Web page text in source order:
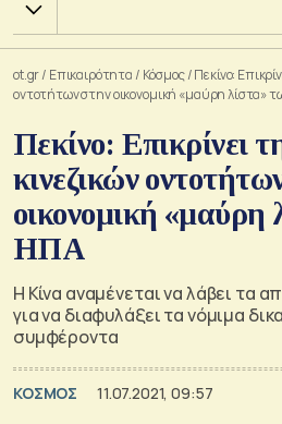
Χ.Α.
ot.gr/ Επικαιρότητα / Κόσμος/Πεκίνο:
οντοτήτων στην οικονομική «μαύρη λίστα»
Πεκίνο: Επικρίνει
κινεζικών
οικονομική «μαύρη
ΗΠΑ
Η Κίνα αναμένεται να λάβει τα
για να διαφυλάξει τα νόμιμα
συμφέροντα
ΚΟΣΜΟΣ 11.07.2021, 09:57